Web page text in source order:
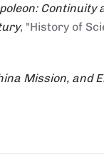
Continuity
, "History of
Mission, and